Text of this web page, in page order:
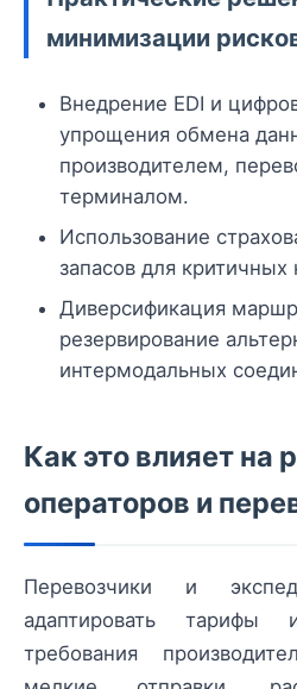
минимизации
Внедрение EDI и
упрощения обмена
производителем,
терминалом.
Использование
запасов для
Диверсификация
резервирование
интермодальных
Как это влияет на
операторов и
Перевозчики и
адаптировать
требования